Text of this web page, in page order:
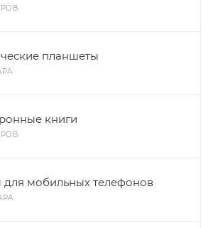
планшеты
книги
для мобильных телефонов